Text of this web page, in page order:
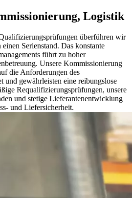
Logistik
überführen wir
Serienstand. Das konstante
führt zu hoher
Unsere Kommissionierung
die Anforderungen des
und gewährleisten eine reibungslose
Requalifizierungsprüfungen, unsere
und stetige Lieferantenentwicklung
und Liefersicherheit.